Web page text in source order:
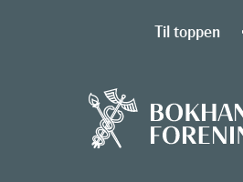
Til toppen